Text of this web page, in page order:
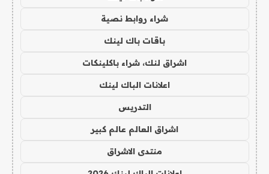
شراء روابط نصية
باقات باك لينك
اشراق لنك، شراء باكلينكات
اعلانات الباك لينك
التدريس
اشراق العالم عالم كبير
منتدى الاشراق